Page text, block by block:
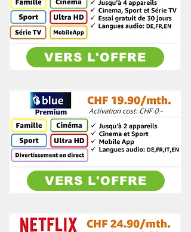
VERS L'OFFRE
VERS L'OFFRE